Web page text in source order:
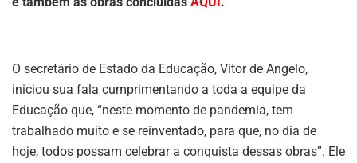
O secretário de Estado da Educação, Vitor de Angelo,
iniciou sua fala cumprimentando a toda a equipe da
Educação que, “neste momento de pandemia, tem
trabalhado muito e se reinventado, para que, no dia de
hoje, todos possam celebrar a conquista dessas obras”. Ele